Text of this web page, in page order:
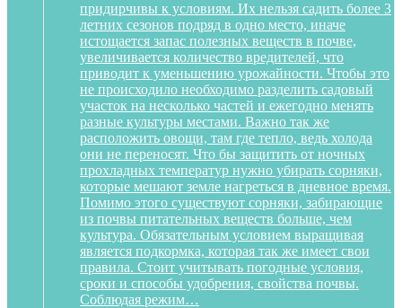
придирчивы к условиям. Их нельзя садить более 3
летних сезонов подряд в одно место, иначе
истощается запас полезных веществ в почве,
увеличивается количество вредителей, что
приводит к уменьшению урожайности. Чтобы это
не происходило необходимо разделить садовый
участок на несколько частей и ежегодно менять
разные культуры местами. Важно так же
расположить овощи, там где тепло, ведь холода
они не переносят. Что бы защитить от ночных
прохладных температур нужно убирать сорняки,
которые мешают земле нагреться в дневное время.
Помимо этого существуют сорняки, забирающие
из почвы питательных веществ больше, чем
культура. Обязательным условием выращивая
является подкормка, которая так же имеет свои
правила. Стоит учитывать погодные условия,
сроки и способы удобрения, свойства почвы.
Соблюдая режим…